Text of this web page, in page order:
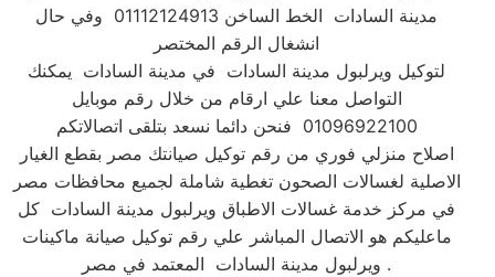
مدينة السادات الخط الساخن 01112124913 وفي حال
انشغال الرقم المختصر
لتوكيل ويرلبول مدينة السادات في مدينة السادات يمكنك
التواصل معنا علي ارقام من خلال رقم موبايل
01096922100 فنحن دائما نسعد بتلقى اتصالاتكم
اصلاح منزلي فوري من رقم توكيل صيانتك مصر بقطع الغيار
الاصلية لغسالات الصحون تغطية شاملة لجميع محافظات مصر
في مركز خدمة غسالات الاطباق ويرلبول مدينة السادات كل
ماعليكم هو الاتصال المباشر علي رقم توكيل صيانة ماكينات
ويرلبول مدينة السادات المعتمد في مصر .